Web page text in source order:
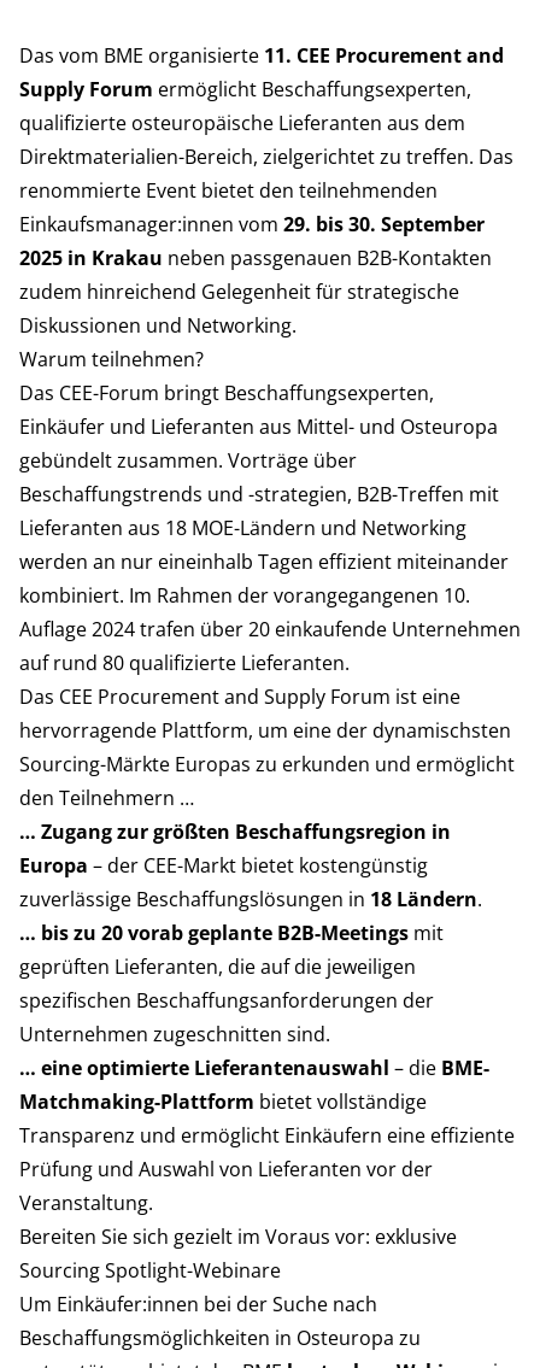
Das vom BME organisierte 11. CEE Procurement and
Supply Forum ermöglicht Beschaffungsexperten,
qualifizierte osteuropäische Lieferanten aus dem
Direktmaterialien-Bereich, zielgerichtet zu treffen. Das
renommierte Event bietet den teilnehmenden
Einkaufsmanager:innen vom 29. bis 30. September
2025 in Krakau neben passgenauen B2B-Kontakten
zudem hinreichend Gelegenheit für strategische
Diskussionen und Networking.
Warum teilnehmen?
Das CEE-Forum bringt Beschaffungsexperten,
Einkäufer und Lieferanten aus Mittel- und Osteuropa
gebündelt zusammen. Vorträge über
Beschaffungstrends und -strategien, B2B-Treffen mit
Lieferanten aus 18 MOE-Ländern und Networking
werden an nur eineinhalb Tagen effizient miteinander
kombiniert. Im Rahmen der vorangegangenen 10.
Auflage 2024 trafen über 20 einkaufende Unternehmen
auf rund 80 qualifizierte Lieferanten.
Das CEE Procurement and Supply Forum ist eine
hervorragende Plattform, um eine der dynamischsten
Sourcing-Märkte Europas zu erkunden und ermöglicht
den Teilnehmern …
… Zugang zur größten Beschaffungsregion in
Europa – der CEE-Markt bietet kostengünstig
zuverlässige Beschaffungslösungen in 18 Ländern.
… bis zu 20 vorab geplante B2B-Meetings mit
geprüften Lieferanten, die auf die jeweiligen
spezifischen Beschaffungsanforderungen der
Unternehmen zugeschnitten sind.
… eine optimierte Lieferantenauswahl – die BME-
Matchmaking-Plattform bietet vollständige
Transparenz und ermöglicht Einkäufern eine effiziente
Prüfung und Auswahl von Lieferanten vor der
Veranstaltung.
Bereiten Sie sich gezielt im Voraus vor: exklusive
Sourcing Spotlight-Webinare
Um Einkäufer:innen bei der Suche nach
Beschaffungsmöglichkeiten in Osteuropa zu